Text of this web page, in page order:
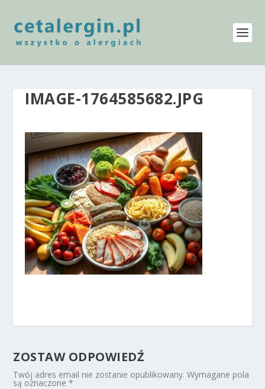
IMAGE-1764585682.JPG
ZOSTAW ODPOWIEDŹ
Twój adres email nie zostanie opublikowany. Wymagane pola
są oznaczone*